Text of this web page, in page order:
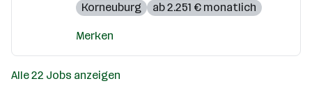
Korneuburg
ab 2.251 € monatlich
Merken
Alle 22 Jobs anzeigen